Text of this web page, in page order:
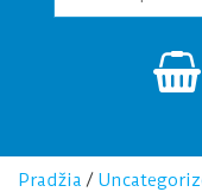
Pradžia /